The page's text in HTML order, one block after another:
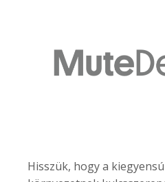
Hisszük, hogy a